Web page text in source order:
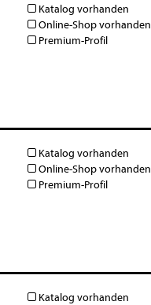
Katalog vorhanden
Online-Shop vorhanden
Premium-Profil
Katalog vorhanden
Online-Shop vorhanden
Premium-Profil
Katalog vorhanden